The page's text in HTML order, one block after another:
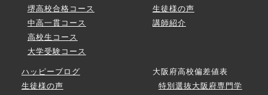
堺高校合格コース
中高一貫コース
高校生コース
大学受験コース
生徒様の声
講師紹介
ハッピーブログ
生徒様の声
大阪府高校偏差値表
特別選抜大阪府専門学